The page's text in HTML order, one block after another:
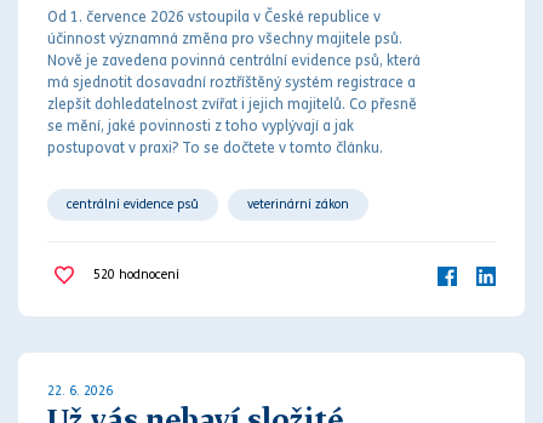
Od 1. července 2026 vstoupila v České republice v
účinnost významná změna pro všechny majitele psů.
Nově je zavedena povinná centrální evidence psů, která
má sjednotit dosavadní roztříštěný systém registrace a
zlepšit dohledatelnost zvířat i jejich majitelů. Co přesně
se mění, jaké povinnosti z toho vyplývají a jak
postupovat v praxi? To se dočtete v tomto článku.
centrální evidence psů veterinární zákon
520 hodnocení
22. 6. 2026